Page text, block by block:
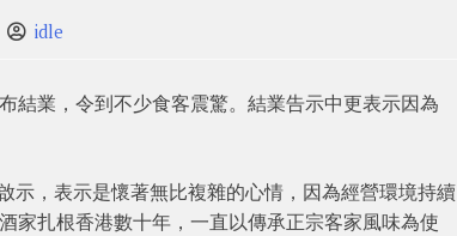
idle
結業，令到不少食客震驚。結業告示中更表示因為
示，表示是懷著無比複雜的心情，因為經營環境持續
家扎根香港數十年，一直以傳承正宗客家風味為使